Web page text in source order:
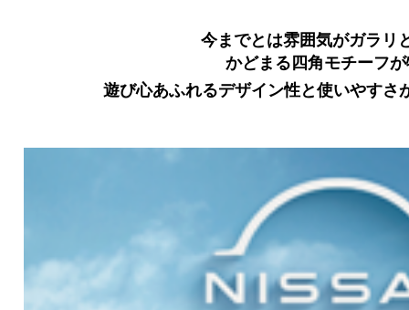
今までとは雰囲気がガラリ
かどまる四角モチーフ
遊び心あふれるデザイン性と使いやすさ